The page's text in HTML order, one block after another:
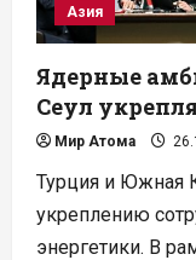
Азия
Ядерные
Сеул
Мир Атома
Турция и Южная
укреплению
энергетики. В